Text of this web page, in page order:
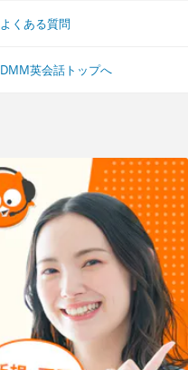
よくある質問
DMM英会話トップへ